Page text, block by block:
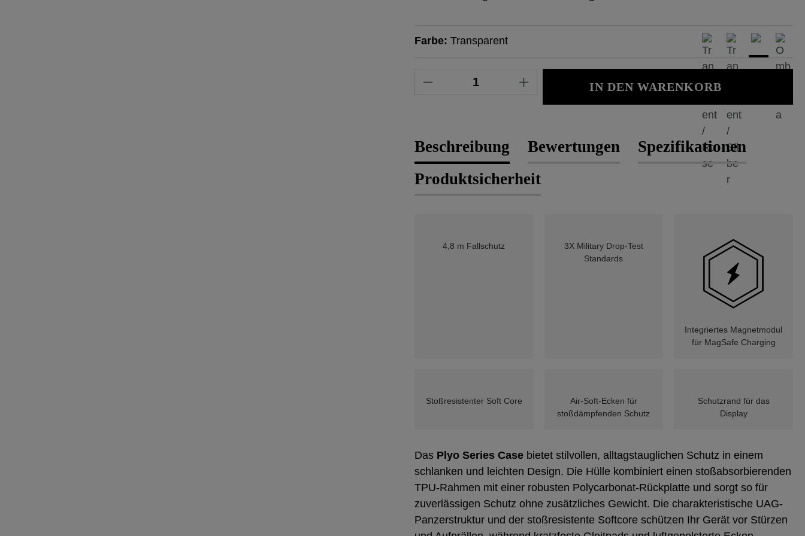
Farbe: Transparent
Produkt Anzahl: Gib den gewünschten Wert ein
IN DEN WARENKORB
Beschreibung Bewertungen
Spezifikationen
Produktsicherheit
4,8 m Fallschutz
3X Military Drop-Test
Standards
Integriertes Magnetmodul
für MagSafe Charging
Stoßresistenter Soft Core
Air-Soft-Ecken für
stoßdämpfenden Schutz
Schutzrand für das
Display
Das Plyo Series Case bietet stilvollen, alltagstauglichen Schutz in einem
schlanken und leichten Design. Die Hülle kombiniert einen stoßabsorbierenden
TPU-Rahmen mit einer robusten Polycarbonat-Rückplatte und sorgt so für
zuverlässigen Schutz ohne zusätzliches Gewicht. Die charakteristische UAG-
Panzerstruktur und der stoßresistente Softcore schützen Ihr Gerät vor Stürzen